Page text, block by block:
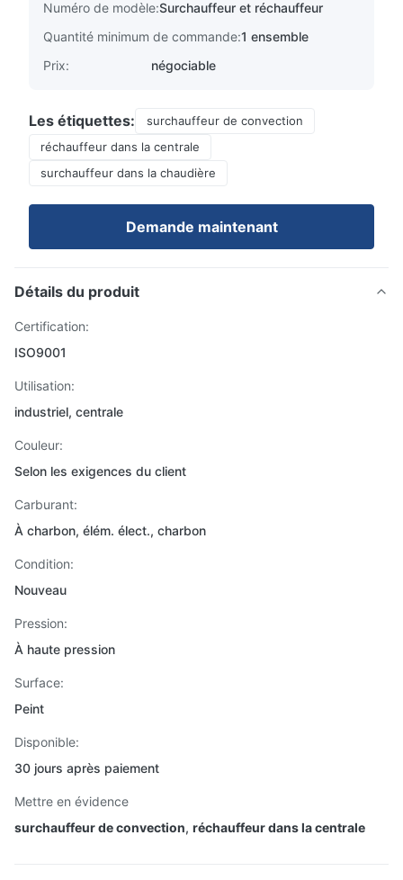
Numéro de modèle:Surchauffeur et réchauffeur
Quantité minimum de commande:1 ensemble
Prix:
négociable
Les étiquettes:
surchauffeur de convection
réchauffeur dans la centrale
surchauffeur dans la chaudière
Demande maintenant
Détails du produit
Certification:
ISO9001
Utilisation:
industriel, centrale
Couleur:
Selon les exigences du client
Carburant:
À charbon, élém. élect., charbon
Condition:
Nouveau
Pression:
À haute pression
Surface:
Peint
Disponible:
30 jours après paiement
Mettre en évidence
surchauffeur de convection, réchauffeur dans la centrale